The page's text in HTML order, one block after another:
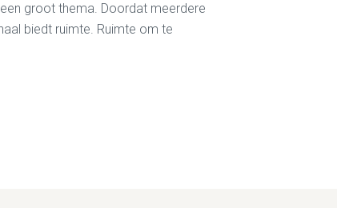
groot thema. Doordat meerdere
biedt ruimte. Ruimte om te